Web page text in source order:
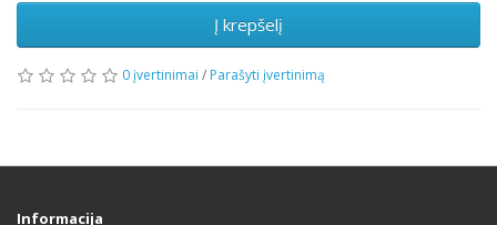
Į krepšelį
0 įvertinimai / Parašyti įvertinimą
Informacija